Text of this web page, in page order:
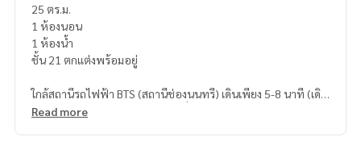
25 ตร.ม.
1 ห้องนอน
1 ห้องน้ำ
ชั้น 21 ตกแต่งพร้อมอยู่
ใกล้สถานีรถไฟฟ้า BTS (สถานีช่องนนทรี) เดินเพียง 5-8 นาที (เดิน
จาก BTS ช่องนนทรี 600 ม.) หรือนั่ง BRT (สถานีอาคารสงเคราะห์
Read more